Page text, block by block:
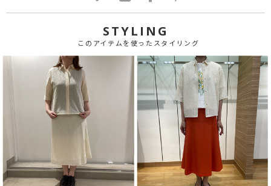
STYLING
このアイテムを使ったスタイリング